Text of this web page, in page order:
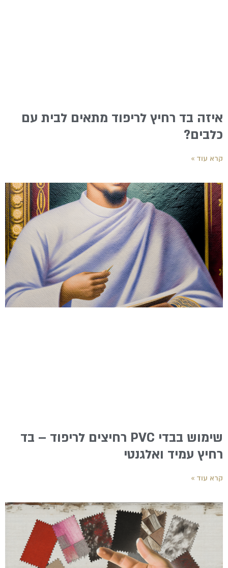
איזה בד רחיץ לריפוד מתאים לבית עם
כלבים?
קרא עוד »
שימוש בבדי PVC רחיצים לריפוד – בד
רחיץ עמיד ואלגנטי
קרא עוד »